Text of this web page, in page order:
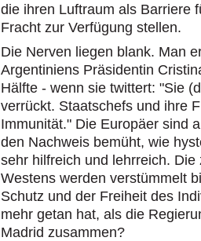
die ihren Luftraum als Barriere
Fracht zur Verfügung stellen.
Die Nerven liegen blank. Man
Argentiniens Präsidentin
Hälfte - wenn sie twittert: "Sie
verrückt. Staatschefs und ihre
Immunität." Die Europäer sind
den Nachweis bemüht, wie
sehr hilfreich und lehrreich.
Westens werden verstümmelt
Schutz und der Freiheit des
mehr getan hat, als die
Madrid zusammen?